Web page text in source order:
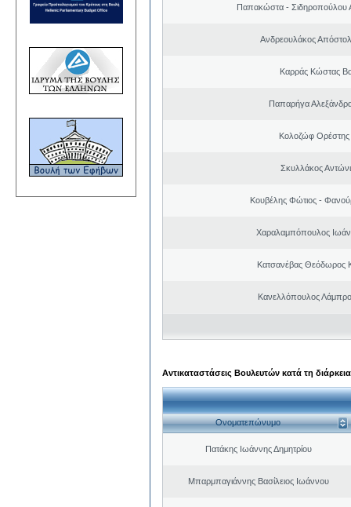
Παπακώστα - Σιδηροπούλου
Ανδρεουλάκος
Καρράς Κώστας
Παπαρήγα
Κολοζώφ
Σκυλλάκος
Κουβέλης Φώτιος -
Χαραλαμπόπουλος
Κατσανέβας Θεόδωρος
Κανελλόπουλος
Αντικαταστάσεις Βουλευτών κατά τη
Ονοματεπώνυμο
Πατάκης Ιωάννης Δημητρίου
Μπαρμπαγιάννης Βασίλειος Ιωάννου